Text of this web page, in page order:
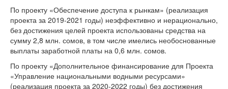
По проекту «Обеспечение доступа к рынкам» (реализация
проекта за 2019-2021 годы) неэффективно и нерационально,
без достижения целей проекта использованы средства на
сумму 2,8 млн. сомов, в том числе имелись необоснованные
выплаты заработной платы на 0,6 млн. сомов.
По проекту «Дополнительное финансирование для Проекта
«Управление национальными водными ресурсами»
(реализация проекта за 2020-2022 годы) без достижения